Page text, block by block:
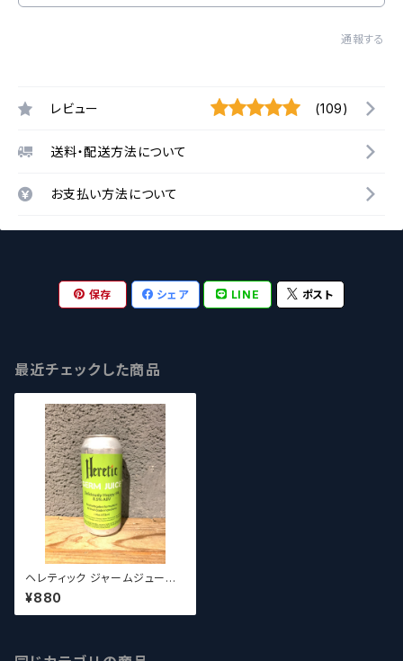
通報する
レビュー (109)
送料・配送方法について
お支払い方法について
保存 シェア LINE ポスト
最近チェックした商品
ヘレティック ジャームジュー
ス Heretic Germ Juice DIP
A【クラフトビールシザーズ】
¥880